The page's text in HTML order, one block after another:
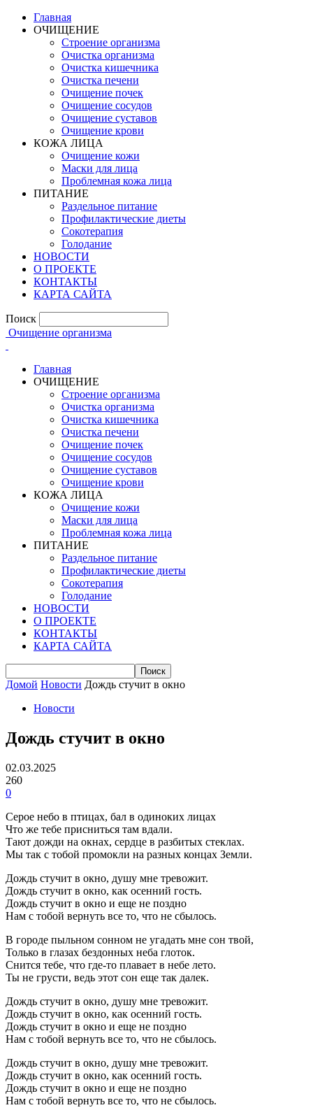
Главная
ОЧИЩЕНИЕ
Строение организма
Очистка организма
Очистка кишечника
Очистка печени
Очищение почек
Очищение сосудов
Очищение суставов
Очищение крови
КОЖА ЛИЦА
Очищение кожи
Маски для лица
Проблемная кожа лица
ПИТАНИЕ
Раздельное питание
Профилактические диеты
Сокотерапия
Голодание
НОВОСТИ
О ПРОЕКТЕ
КОНТАКТЫ
КАРТА САЙТА
Поиск
Очищение организма
Главная
ОЧИЩЕНИЕ
Строение организма
Очистка организма
Очистка кишечника
Очистка печени
Очищение почек
Очищение сосудов
Очищение суставов
Очищение крови
КОЖА ЛИЦА
Очищение кожи
Маски для лица
Проблемная кожа лица
ПИТАНИЕ
Раздельное питание
Профилактические диеты
Сокотерапия
Голодание
НОВОСТИ
О ПРОЕКТЕ
КОНТАКТЫ
КАРТА САЙТА
Домой Новости Дождь стучит в окно
Новости
Дождь стучит в окно
02.03.2025
260
0
Серое небо в птицах, бал в одиноких лицах
Что же тебе присниться там вдали.
Тают дожди на окнах, сердце в разбитых стеклах.
Мы так с тобой промокли на разных концах Земли.
Дождь стучит в окно, душу мне тревожит.
Дождь стучит в окно, как осенний гость.
Дождь стучит в окно и еще не поздно
Нам с тобой вернуть все то, что не сбылось.
В городе пыльном сонном не угадать мне сон твой,
Только в глазах бездонных неба глоток.
Снится тебе, что где-то плавает в небе лето.
Ты не грусти, ведь этот сон еще так далек.
Дождь стучит в окно, душу мне тревожит.
Дождь стучит в окно, как осенний гость.
Дождь стучит в окно и еще не поздно
Нам с тобой вернуть все то, что не сбылось.
Дождь стучит в окно, душу мне тревожит.
Дождь стучит в окно, как осенний гость.
Дождь стучит в окно и еще не поздно
Нам с тобой вернуть все то, что не сбылось.